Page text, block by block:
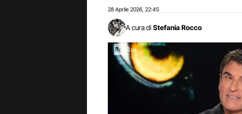
28 Aprile 2026 22:45
A cura di Stefania Rocco